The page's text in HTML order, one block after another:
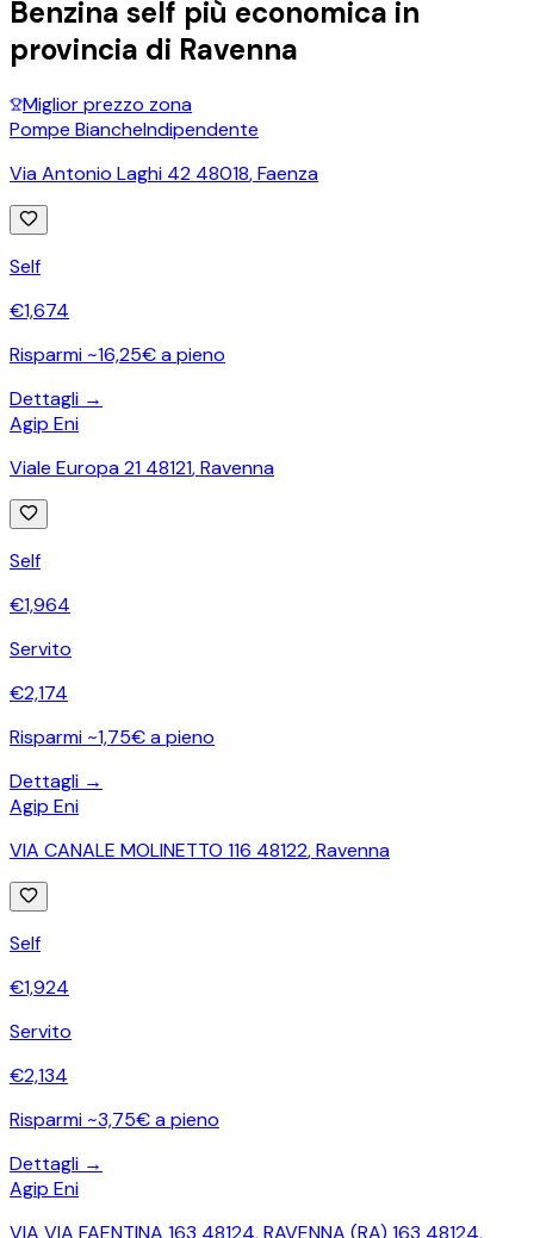
Benzina self più economica in
provincia di Ravenna
Miglior prezzo zona
Pompe BiancheIndipendente
Via Antonio Laghi 42 48018,Faenza
Self
€1,674
Risparmi ~16,25€ a pieno
Dettagli →
Agip Eni
Viale Europa 21 48121,Ravenna
Self
€1,964
Servito
€2,174
Risparmi ~1,75€ a pieno
Dettagli →
Agip Eni
VIA CANALE MOLINETTO 116 48122,Ravenna
Self
€1,924
Servito
€2,134
Risparmi ~3,75€ a pieno
Dettagli →
Agip Eni
VIA VIA FAENTINA 163 48124, RAVENNA (RA) 163 48124,